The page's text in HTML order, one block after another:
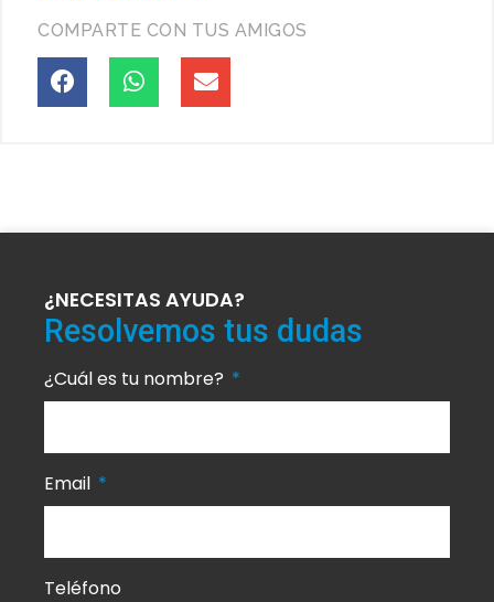
COMPARTE CON TUS AMIGOS
¿NECESITAS AYUDA?
Resolvemos tus dudas
¿Cuál es tu nombre?
Email
Teléfono